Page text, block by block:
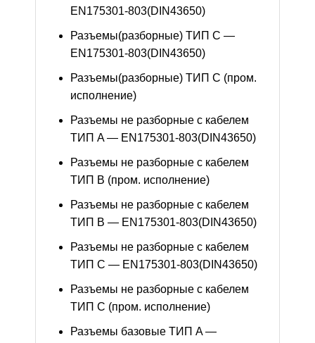
EN175301-803(DIN43650)
Разъемы(разборные) ТИП C —
EN175301-803(DIN43650)
Разъемы(разборные) ТИП С (пром.
исполнение)
Разъемы не разборные с кабелем
ТИП A — EN175301-803(DIN43650)
Разъемы не разборные с кабелем
ТИП B (пром. исполнение)
Разъемы не разборные с кабелем
ТИП B — EN175301-803(DIN43650)
Разъемы не разборные с кабелем
ТИП C — EN175301-803(DIN43650)
Разъемы не разборные с кабелем
ТИП C (пром. исполнение)
Разъемы базовые ТИП A —